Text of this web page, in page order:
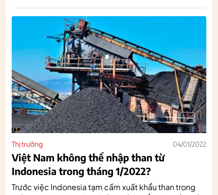
Thị trường 04/01/2022
Việt Nam không thể nhập than từ
Indonesia trong tháng 1/2022?
Trước việc Indonesia tạm cấm xuất khẩu than trong